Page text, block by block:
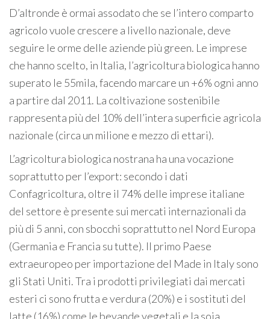
D’altronde è ormai assodato che se l’intero comparto
agricolo vuole crescere a livello nazionale, deve
seguire le orme delle aziende più green. Le imprese
che hanno scelto, in Italia, l’agricoltura biologica hanno
superato le 55mila, facendo marcare un +6% ogni anno
a partire dal 2011. La coltivazione sostenibile
rappresenta più del 10% dell’intera superficie agricola
nazionale (circa un milione e mezzo di ettari).
L’agricoltura biologica nostrana ha una vocazione
soprattutto per l’export: secondo i dati
Confagricoltura, oltre il 74% delle imprese italiane
del settore è presente sui mercati internazionali da
più di 5 anni, con sbocchi soprattutto nel Nord Europa
(Germania e Francia su tutte). Il primo Paese
extraeuropeo per importazione del Made in Italy sono
gli Stati Uniti. Tra i prodotti privilegiati dai mercati
esteri ci sono frutta e verdura (20%) e i sostituti del
latte (16%) come le bevande vegetali e la soia.